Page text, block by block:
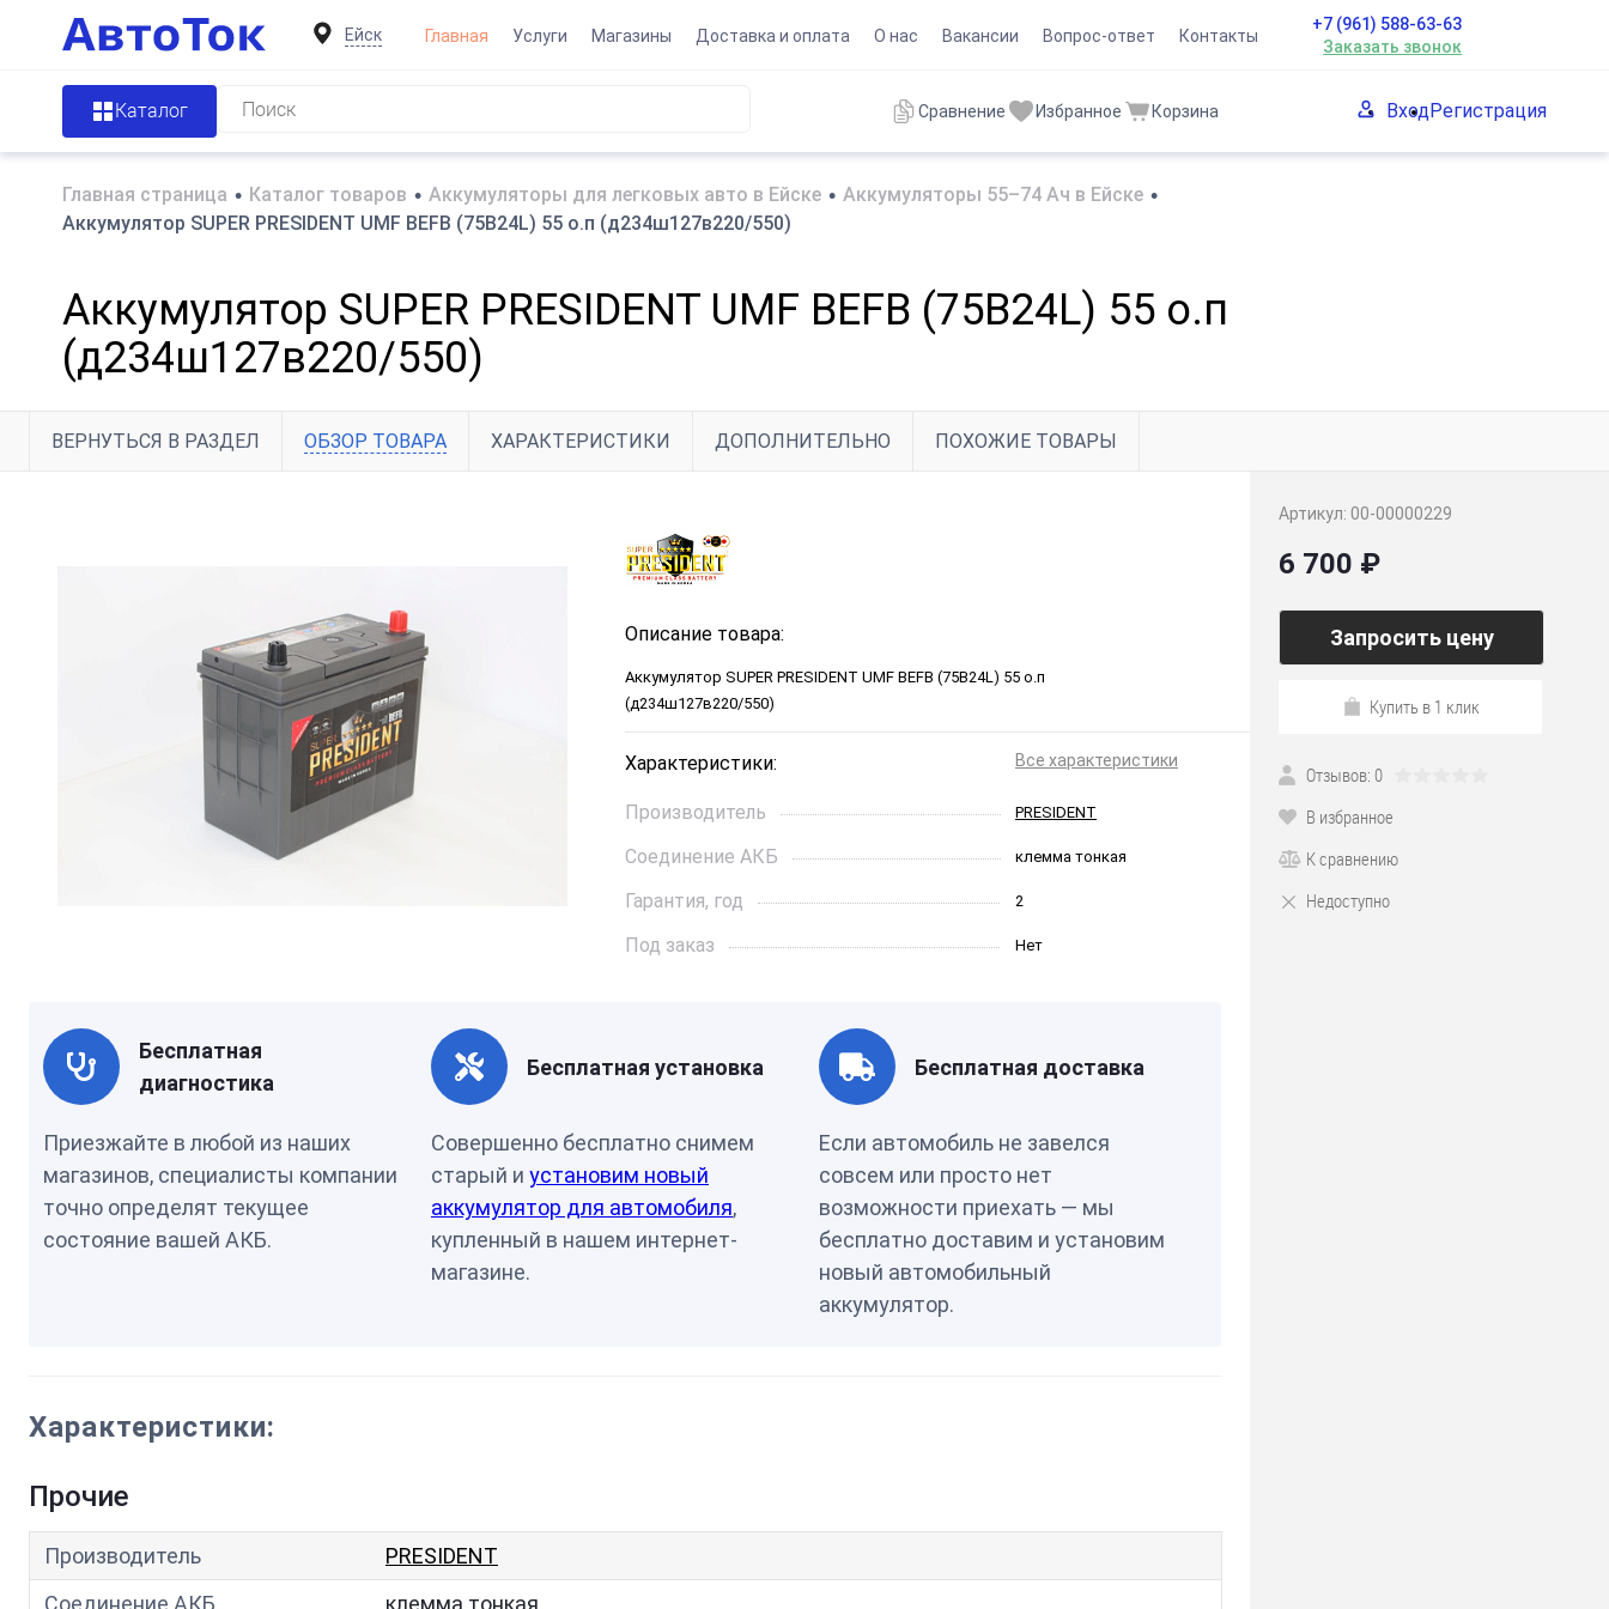
Ейск Главная Услуги Магазины Доставка и оплата О нас Вакансии Вопрос-ответ Контакты
+7 (961) 588-63-63
Заказать звонок
Каталог Сравнение Избранное Корзина ВходРегистрация
Главная страница • Каталог товаров • Аккумуляторы для легковых авто в Ейске • Аккумуляторы 55–74 Ач в Ейске •
Аккумулятор SUPER PRESIDENT UMF BEFB (75B24L) 55 о.п (д234ш127в220/550)
Аккумулятор SUPER PRESIDENT UMF BEFB (75B24L) 55 о.п
(д234ш127в220/550)
ВЕРНУТЬСЯ В РАЗДЕЛ ОБЗОР ТОВАРА ХАРАКТЕРИСТИКИ ДОПОЛНИТЕЛЬНО ПОХОЖИЕ ТОВАРЫ
Описание товара:
Аккумулятор SUPER PRESIDENT UMF BEFB (75B24L) 55 о.п
(д234ш127в220/550)
Характеристики: Все характеристики
Производитель PRESIDENT
Соединение АКБ клемма тонкая
Гарантия, год 2
Под заказ Нет
Страна бренда Корея
Бесплатная
диагностика
Приезжайте в любой из наших
магазинов, специалисты компании
точно определят текущее
состояние вашей АКБ.
Бесплатная установка
Совершенно бесплатно снимем
старый и установим новый
аккумулятор для автомобиля,
купленный в нашем интернет-
магазине.
Бесплатная доставка
Если автомобиль не завелся
совсем или просто нет
возможности приехать — мы
бесплатно доставим и установим
новый автомобильный
аккумулятор.
Характеристики:
Прочие
Производитель
PRESIDENT
Соединение АКБ
клемма тонкая
Артикул: 00-00000229
6 700 ₽
Запросить цену
Купить в 1 клик
Отзывов: 0
В избранное
К сравнению
Недоступно